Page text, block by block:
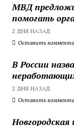
МВД
помогать
2 ДНЯ НАЗАД
Оставить
В России
2 ДНЯ НАЗАД
Оставить